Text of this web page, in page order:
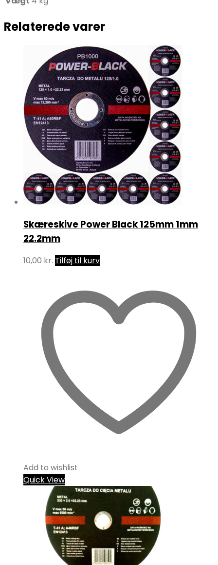
Relaterede varer
Skæreskive Power Black 125mm 1mm
22.2mm
10,00 kr. Tilføj til kurv
Add to wishlist
Quick View